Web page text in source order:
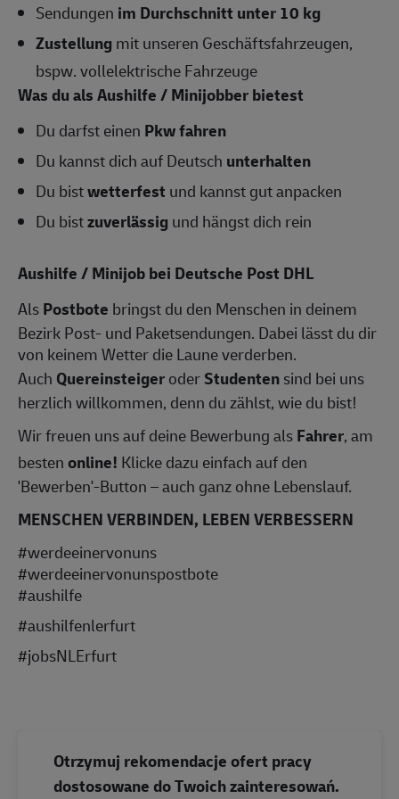
Sendungen im Durchschnitt unter 10 kg
Zustellungmit unseren Geschäftsfahrzeugen,
bspw. vollelektrische Fahrzeuge
Was du als Aushilfe / Minijobber bietest
Du darfst einen Pkw fahren
Du kannst dich auf Deutsch unterhalten
Du bistwetterfest und kannst gut anpacken
Du bistzuverlässigund hängst dich rein
Aushilfe / Minijob bei Deutsche Post DHL
AlsPostbote bringst du den Menschen in deinem
Bezirk Post- und Paketsendungen. Dabei lässt du dir
von keinem Wetter die Laune verderben.
Auch QuereinsteigeroderStudentensind bei uns
herzlich willkommen, denn du zählst, wie du bist!
Wir freuen uns auf deine Bewerbung alsFahrer, am
bestenonline! Klicke dazu einfach auf den
'Bewerben'-Button – auch ganz ohne Lebenslauf.
MENSCHEN VERBINDEN, LEBEN VERBESSERN
#werdeeinervonuns
#werdeeinervonunspostbote
#aushilfe
#aushilfenlerfurt
#jobsNLErfurt
Otrzymuj rekomendacje ofert pracy
dostosowane do Twoich zainteresowań.